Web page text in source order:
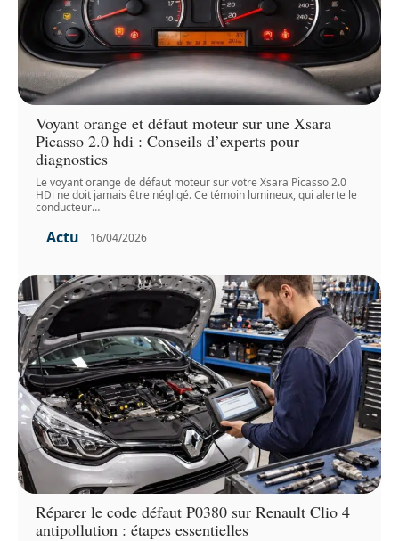
Voyant orange et défaut moteur sur une Xsara
Picasso 2.0 hdi : Conseils d’experts pour
diagnostics
Le voyant orange de défaut moteur sur votre Xsara Picasso 2.0
HDi ne doit jamais être négligé. Ce témoin lumineux, qui alerte le
conducteur…
Actu 16/04/2026
Réparer le code défaut P0380 sur Renault Clio 4
antipollution : étapes essentielles